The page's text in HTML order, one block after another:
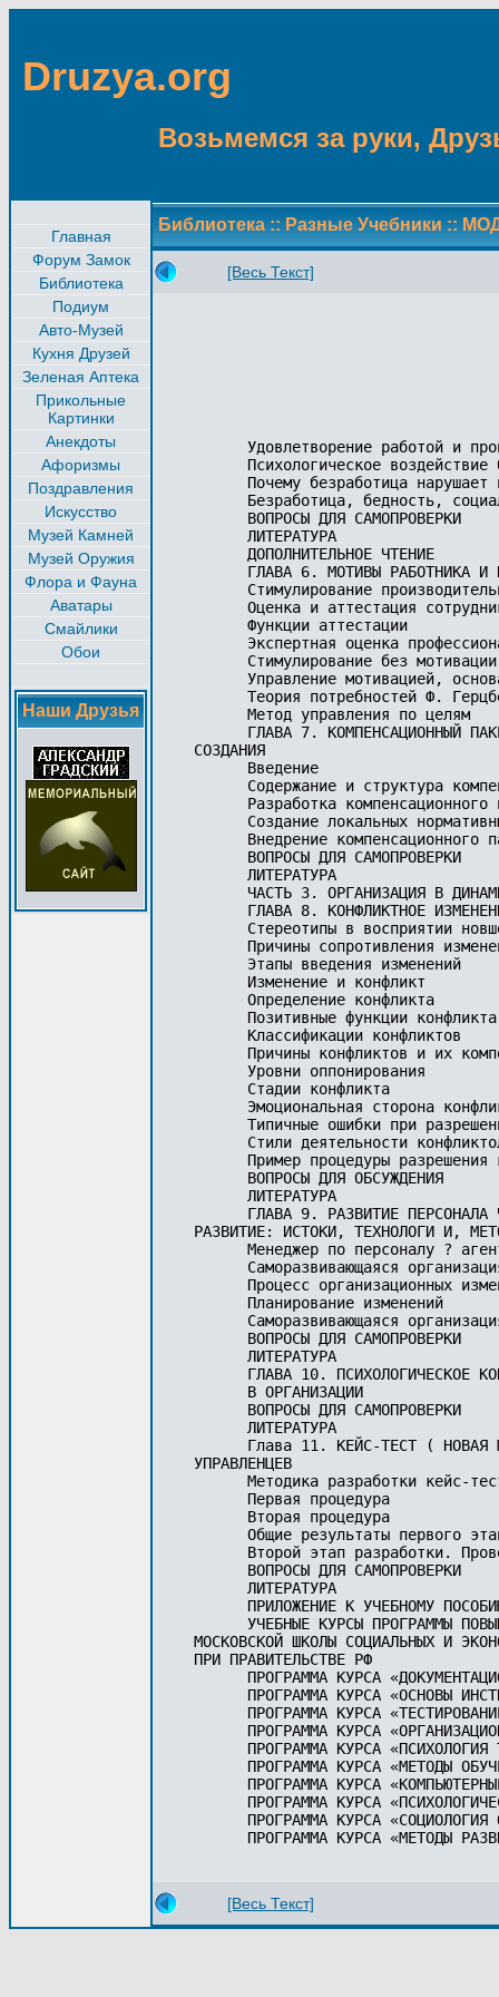
Druzya.org
Возьмемся за руки,
Главная
Форум Замок
Библиотека
Подиум
Авто-Музей
Кухня Друзей
Зеленая Аптека
Прикольные
Картинки
Анекдоты
Афоризмы
Поздравления
Искусство
Музей Камней
Музей Оружия
Флора и Фауна
Аватары
Смайлики
Обои
Наши Друзья
Библиотека :: Разные Учебники ::
[Весь Текст]
Удовлетворение работой и
Психологическое воздействие
Почему безработица
Безработица, бедность,
      ВОПРОСЫ ДЛЯ САМОПРОВЕРКИ
      ЛИТЕРАТУРА
      ДОПОЛНИТЕЛЬНОЕ ЧТЕНИЕ
ГЛАВА 6. МОТИВЫ РАБОТНИКА
Стимулирование
Оценка и аттестация
      Функции аттестации
Экспертная оценка
      Стимулирование без мотивации
Управление мотивацией,
Теория потребностей Ф.
      Метод управления по целям
ГЛАВА 7. КОМПЕНСАЦИОННЫЙ
СОЗДАНИЯ
      Введение
Содержание и структура
Разработка компенсационного
Создание локальных
Внедрение компенсационного
      ВОПРОСЫ ДЛЯ САМОПРОВЕРКИ
      ЛИТЕРАТУРА
ЧАСТЬ 3. ОРГАНИЗАЦИЯ В
ГЛАВА 8. КОНФЛИКТНОЕ
Стереотипы в восприятии
Причины сопротивления
      Этапы введения изменений
      Изменение и конфликт
      Определение конфликта
      Позитивные функции конфликта
      Классификации конфликтов
Причины конфликтов и их
      Уровни оппонирования
      Стадии конфликта
Эмоциональная сторона
Типичные ошибки при
Стили деятельности
Пример процедуры разрешения
      ВОПРОСЫ ДЛЯ ОБСУЖДЕНИЯ
      ЛИТЕРАТУРА
ГЛАВА 9. РАЗВИТИЕ
РАЗВИТИЕ: ИСТОКИ, ТЕХНОЛОГИ И,
Менеджер по персоналу ?
Саморазвивающаяся
Процесс организационных
      Планирование изменений
Саморазвивающаяся
      ВОПРОСЫ ДЛЯ САМОПРОВЕРКИ
      ЛИТЕРАТУРА
ГЛАВА 10. ПСИХОЛОГИЧЕСКОЕ
      В ОРГАНИЗАЦИИ
      ВОПРОСЫ ДЛЯ САМОПРОВЕРКИ
      ЛИТЕРАТУРА
Глава 11. КЕЙС-ТЕСТ (
УПРАВЛЕНЦЕВ
Методика разработки кейс-
      Первая процедура
      Вторая процедура
Общие результаты первого
Второй этап разработки.
      ВОПРОСЫ ДЛЯ САМОПРОВЕРКИ
      ЛИТЕРАТУРА
ПРИЛОЖЕНИЕ К УЧЕБНОМУ
УЧЕБНЫЕ КУРСЫ ПРОГРАММЫ
МОСКОВСКОЙ ШКОЛЫ СОЦИАЛЬНЫХ И
ПРИ ПРАВИТЕЛЬСТВЕ РФ
ПРОГРАММА КУРСА
ПРОГРАММА КУРСА «ОСНОВЫ
ПРОГРАММА КУРСА
ПРОГРАММА КУРСА
ПРОГРАММА КУРСА
ПРОГРАММА КУРСА «МЕТОДЫ
ПРОГРАММА КУРСА
ПРОГРАММА КУРСА
ПРОГРАММА КУРСА «СОЦИОЛОГИЯ
ПРОГРАММА КУРСА «МЕТОДЫ
[Весь Текст]